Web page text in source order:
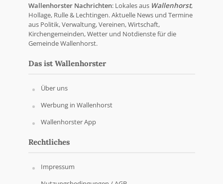
Wallenhorster Nachrichten: Lokales aus Wallenhorst,
Hollage, Rulle & Lechtingen. Aktuelle News und Termine
aus Politik, Verwaltung, Vereinen, Wirtschaft,
Kirchengemeinden, Wetter und Notdienste für die
Gemeinde Wallenhorst.
Das ist Wallenhorster
Über uns
Werbung in Wallenhorst
Wallenhorster App
Rechtliches
Impressum